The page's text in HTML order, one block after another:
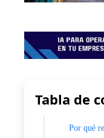
Tabla de
Por qué